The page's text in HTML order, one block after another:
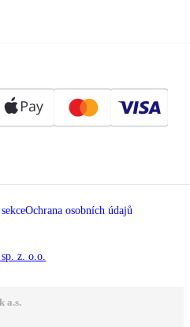
Ochrana osobních údajů
z. o.o.
a.s.